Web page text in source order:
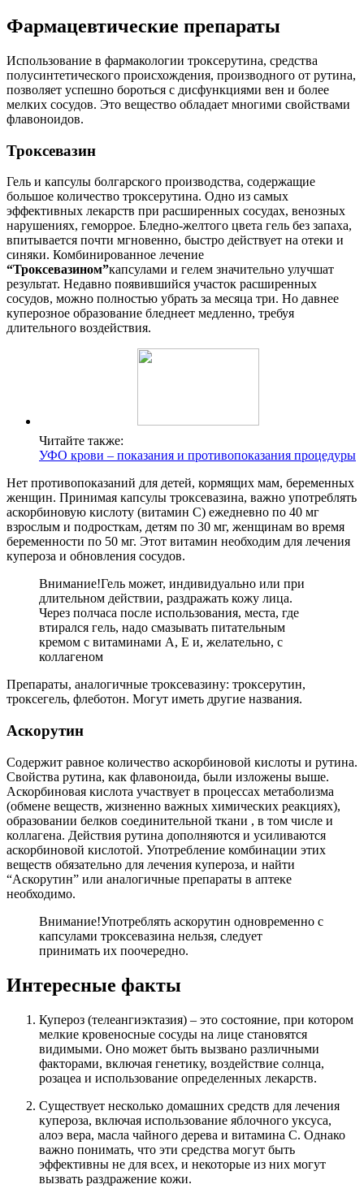
Фармацевтические препараты
Использование в фармакологии троксерутина, средства
полусинтетического происхождения, производного от рутина,
позволяет успешно бороться с дисфункциями вен и более
мелких сосудов. Это вещество обладает многими свойствами
флавоноидов.
Троксевазин
Гель и капсулы болгарского производства, содержащие
большое количество троксерутина. Одно из самых
эффективных лекарств при расширенных сосудах, венозных
нарушениях, геморрое. Бледно-желтого цвета гель без запаха,
впитывается почти мгновенно, быстро действует на отеки и
синяки. Комбинированное лечение
“Троксевазином”капсулами и гелем значительно улучшат
результат. Недавно появившийся участок расширенных
сосудов, можно полностью убрать за месяца три. Но давнее
куперозное образование бледнеет медленно, требуя
длительного воздействия.
Читайте также:
УФО крови – показания и противопоказания процедуры
Нет противопоказаний для детей, кормящих мам, беременных
женщин. Принимая капсулы троксевазина, важно употреблять
аскорбиновую кислоту (витамин С) ежедневно по 40 мг
взрослым и подросткам, детям по 30 мг, женщинам во время
беременности по 50 мг. Этот витамин необходим для лечения
купероза и обновления сосудов.
Внимание!Гель может, индивидуально или при
длительном действии, раздражать кожу лица.
Через полчаса после использования, места, где
втирался гель, надо смазывать питательным
кремом с витаминами А, Е и, желательно, с
коллагеном
Препараты, аналогичные троксевазину: троксерутин,
троксегель, флеботон. Могут иметь другие названия.
Аскорутин
Содержит равное количество аскорбиновой кислоты и рутина.
Свойства рутина, как флавоноида, были изложены выше.
Аскорбиновая кислота участвует в процессах метаболизма
(обмене веществ, жизненно важных химических реакциях),
образовании белков соединительной ткани , в том числе и
коллагена. Действия рутина дополняются и усиливаются
аскорбиновой кислотой. Употребление комбинации этих
веществ обязательно для лечения купероза, и найти
“Аскорутин” или аналогичные препараты в аптеке
необходимо.
Внимание!Употреблять аскорутин одновременно с
капсулами троксевазина нельзя, следует
принимать их поочередно.
Интересные факты
Купероз (телеангиэктазия) – это состояние, при котором
мелкие кровеносные сосуды на лице становятся
видимыми. Оно может быть вызвано различными
факторами, включая генетику, воздействие солнца,
розацеа и использование определенных лекарств.
Существует несколько домашних средств для лечения
купероза, включая использование яблочного уксуса,
алоэ вера, масла чайного дерева и витамина С. Однако
важно понимать, что эти средства могут быть
эффективны не для всех, и некоторые из них могут
вызвать раздражение кожи.